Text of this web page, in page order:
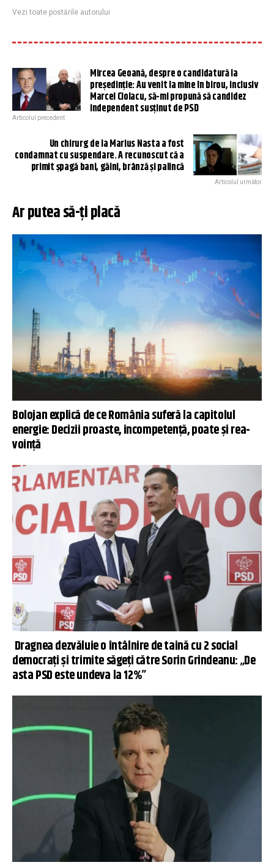
Vezi toate postările autorului
Mircea Geoană, despre o candidatură la
președinție: Au venit la mine în birou, inclusiv
Marcel Ciolacu, să-mi propună să candidez
independent susținut de PSD
Articolul precedent
Un chirurg de la Marius Nasta a fost
condamnat cu suspendare. A recunoscut că a
primit șpagă bani, găini, brânză și palincă
Articolul următor
Ar putea să-ți placă
Bolojan explică de ce România suferă la capitolul
energie: Decizii proaste, incompetenţă, poate şi rea-
voinţă
Dragnea dezvăluie o întâlnire de taină cu 2 social
democrați și trimite săgeți către Sorin Grindeanu: „De
asta PSD este undeva la 12%”